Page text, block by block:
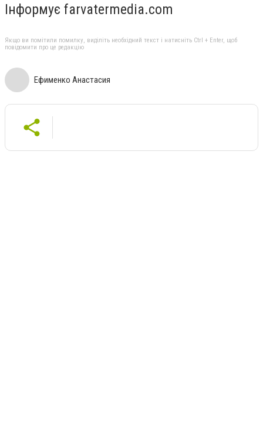
Інформує farvatermedia.com
Якщо ви помітили помилку, виділіть необхідний текст і натисніть Ctrl + Enter, щоб
повідомити про це редакцію
Ефименко Анастасия